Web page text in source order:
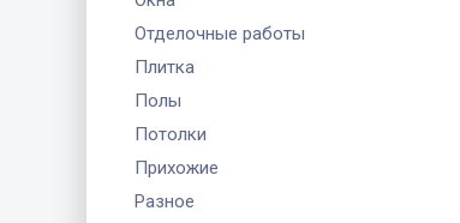
Отделочные работы
Плитка
Полы
Потолки
Прихожие
Разное